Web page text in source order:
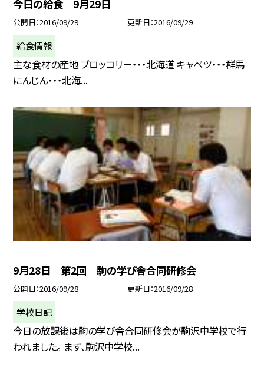
今日の給食 9月29日
公開日 2016/09/29 更新日 2016/09/29
給食情報
主な食材の産地 ブロッコリー・・・北海道 キャベツ・・・群馬
にんじん・・・北海...
9月28日 第2回 駒の学び舎合同研修会
公開日 2016/09/28 更新日 2016/09/28
学校日記
今日の放課後は駒の学び舎合同研修会が駒沢中学校で行
われました。 まず、駒沢中学校...